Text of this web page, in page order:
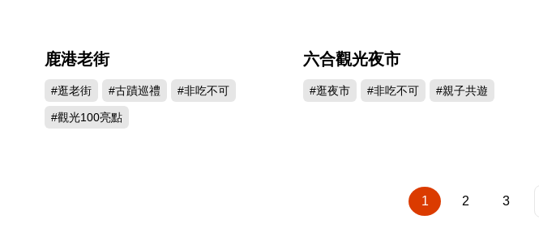
鹿港老街
#逛老街 #古蹟巡禮 #非吃不可
#觀光100亮點
六合觀光夜市
#逛夜市 #非吃不可 #親子共遊
1 2 3